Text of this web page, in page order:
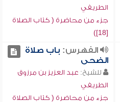
الطريفي
جزء من محاضرة ( كتاب الصلاة
[18])
الفهرس: باب صلاة
الضحى
للشيخ: عبد العزيز بن مرزوق
الطريفي
جزء من محاضرة ( كتاب الصلاة